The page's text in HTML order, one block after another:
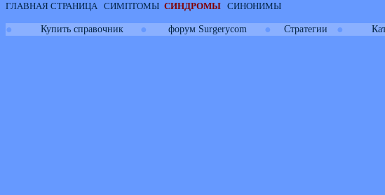
ГЛАВНАЯ СТРАНИЦА СИМПТОМЫ СИНДРОМЫ СИНОНИМЫ
● Купить справочник ● форум Surgerycom ● Стратегии ●